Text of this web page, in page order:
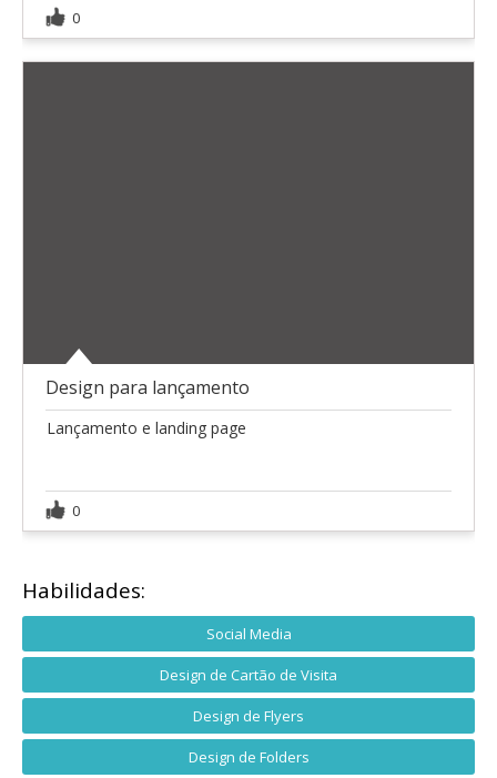
0
Design para lançamento
Lançamento e landing page
0
Habilidades:
Social Media
Design de Cartão de Visita
Design de Flyers
Design de Folders